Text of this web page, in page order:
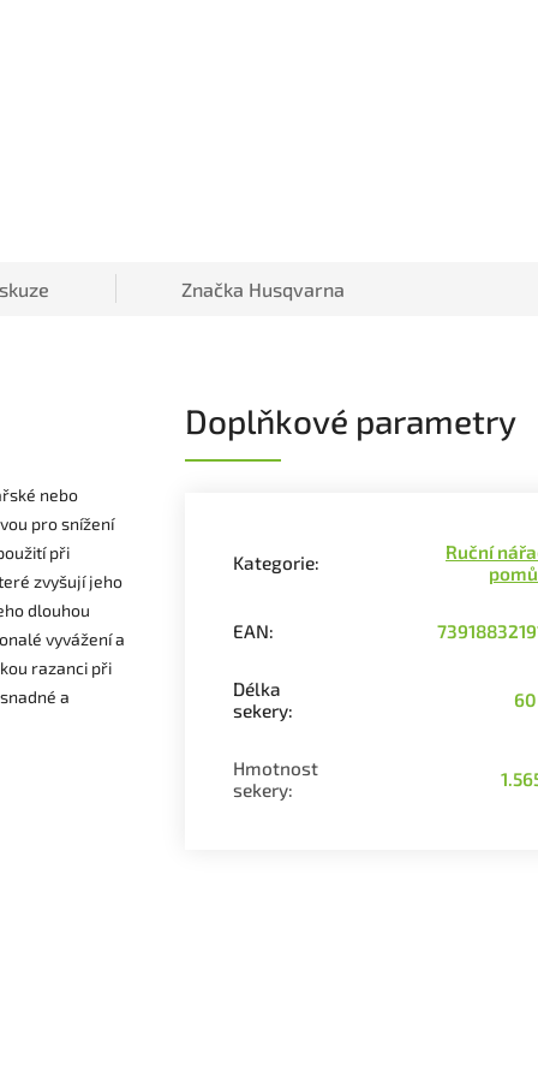
Značka Husqvarna
nebo
pro snížení
při
zvyšují jeho
dlouhou
vyvážení a
razanci při
a
Doplňkové parametry
Kategorie:
Ruční
EAN:
Délka
sekery:
Hmotnost
sekery: